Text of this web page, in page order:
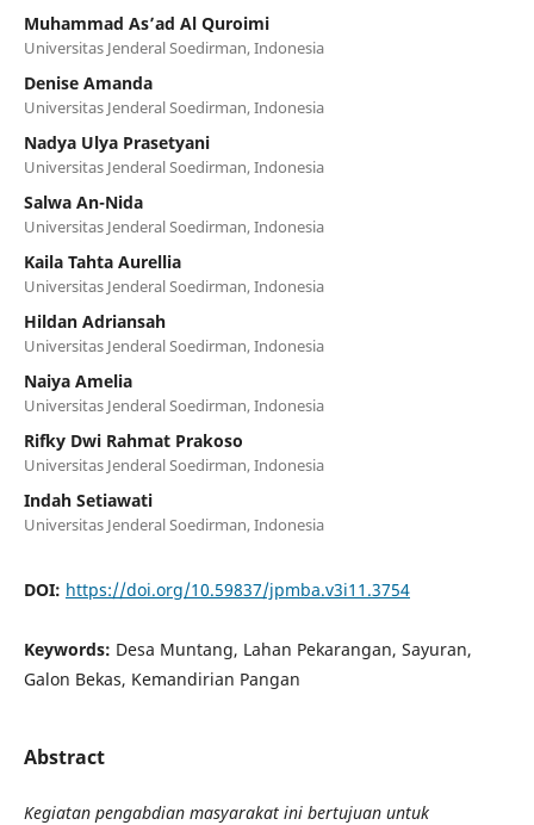
Muhammad As’ad Al Quroimi
Universitas Jenderal Soedirman, Indonesia
Denise Amanda
Universitas Jenderal Soedirman, Indonesia
Nadya Ulya Prasetyani
Universitas Jenderal Soedirman, Indonesia
Salwa An-Nida
Universitas Jenderal Soedirman, Indonesia
Kaila Tahta Aurellia
Universitas Jenderal Soedirman, Indonesia
Hildan Adriansah
Universitas Jenderal Soedirman, Indonesia
Naiya Amelia
Universitas Jenderal Soedirman, Indonesia
Rifky Dwi Rahmat Prakoso
Universitas Jenderal Soedirman, Indonesia
Indah Setiawati
Universitas Jenderal Soedirman, Indonesia
DOI: https://doi.org/10.59837/jpmba.v3i11.3754
Keywords: Desa Muntang, Lahan Pekarangan, Sayuran,
Galon Bekas, Kemandirian Pangan
Abstract
Kegiatan pengabdian masyarakat ini bertujuan untuk